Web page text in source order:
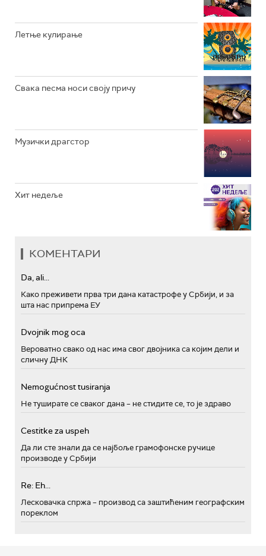
РАДИО ЏЕЗЕР
Летње кулирање
Свака песма носи своју причу
Музички драгстор
Хит недеље
КОМЕНТАРИ
Da, ali...
Како преживети прва три дана катастрофе у Србији, и за
шта нас припрема ЕУ
Dvojnik mog oca
Вероватно свако од нас има свог двојника са којим дели и
сличну ДНК
Nemogućnost tusiranja
Не туширате се сваког дана – не стидите се, то је здраво
Cestitke za uspeh
Да ли сте знали да се најбоље грамофонске ручице
производе у Србији
Re: Eh...
Лесковачка спржа – производ са заштићеним географским
пореклом